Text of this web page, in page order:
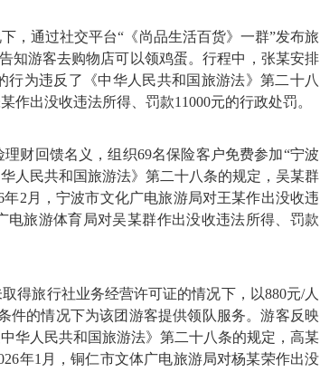
通过社交平台“《尚品生活百货》一群”发布旅
知游客去购物店可以领鸡蛋。行程中，张某安排
为违反了《中华人民共和国旅游法》第二十八
作出没收违法所得、罚款11000元的行政处罚。
回馈名义，组织69名保险客户免费参加“宁波
人民共和国旅游法》第二十八条的规定，吴某群
2月，宁波市文化广电旅游局对王某作出没收违
电旅游体育局对吴某群作出没收违法所得、罚款
旅行社业务经营许可证的情况下，以880元/人
件的情况下为该团游客提供领队服务。游客反映
华人民共和国旅游法》第二十八条的规定，高某
年1月，铜仁市文体广电旅游局对杨某荣作出没